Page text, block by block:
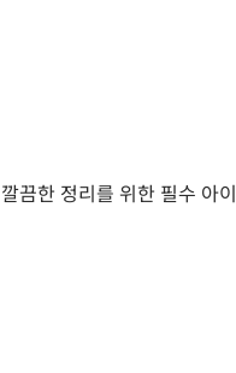
끔한 정리를 위한 필수 아이